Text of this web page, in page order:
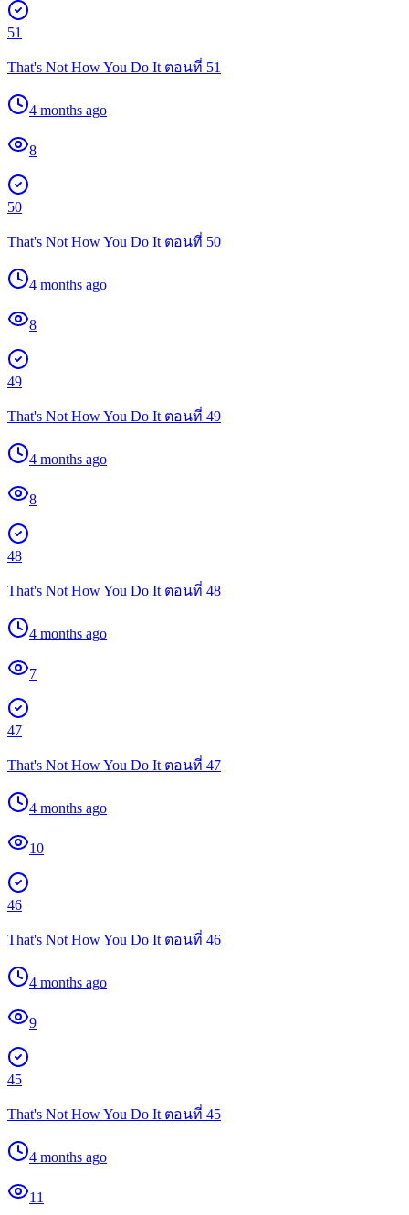
51
That's Not How You Do It ตอนที่ 51
4 months ago
8
50
That's Not How You Do It ตอนที่ 50
4 months ago
8
49
That's Not How You Do It ตอนที่ 49
4 months ago
8
48
That's Not How You Do It ตอนที่ 48
4 months ago
7
47
That's Not How You Do It ตอนที่ 47
4 months ago
10
46
That's Not How You Do It ตอนที่ 46
4 months ago
9
45
That's Not How You Do It ตอนที่ 45
4 months ago
11